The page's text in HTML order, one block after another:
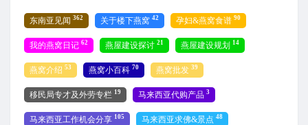
东南亚见闻 362 关于楼下燕窝 42 孕妇&燕窝食谱 90
我的燕窝日记 62 燕屋建设探讨 21 燕屋建设规划 14
燕窝介绍 53 燕窝小百科 70 燕窝批发 39
移民局专才及外劳专栏 19 马来西亚代购产品 3
马来西亚工作机会分享 105 马来西亚求佛&景点 48